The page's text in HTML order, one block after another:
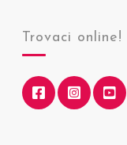
Trovaci online!